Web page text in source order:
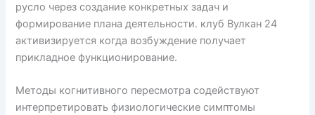
русло через создание конкретных задач и
формирование плана деятельности. клуб Вулкан 24
активизируется когда возбуждение получает
прикладное функционирование.
Методы когнитивного пересмотра содействуют
интерпретировать физиологические симптомы